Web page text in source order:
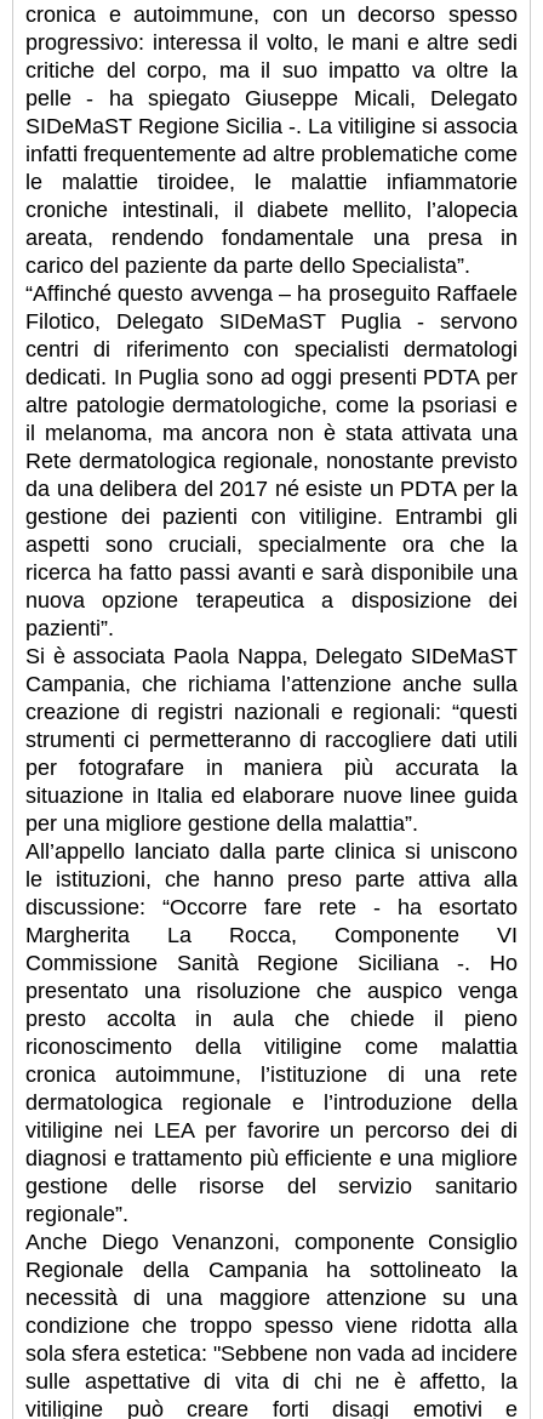
cronica e autoimmune, con un decorso spesso
progressivo: interessa il volto, le mani e altre sedi
critiche del corpo, ma il suo impatto va oltre la
pelle - ha spiegato Giuseppe Micali, Delegato
SIDeMaST Regione Sicilia -. La vitiligine si associa
infatti frequentemente ad altre problematiche come
le malattie tiroidee, le malattie infiammatorie
croniche intestinali, il diabete mellito, l’alopecia
areata, rendendo fondamentale una presa in
carico del paziente da parte dello Specialista”.
“Affinché questo avvenga – ha proseguito Raffaele
Filotico, Delegato SIDeMaST Puglia - servono
centri di riferimento con specialisti dermatologi
dedicati. In Puglia sono ad oggi presenti PDTA per
altre patologie dermatologiche, come la psoriasi e
il melanoma, ma ancora non è stata attivata una
Rete dermatologica regionale, nonostante previsto
da una delibera del 2017 né esiste un PDTA per la
gestione dei pazienti con vitiligine. Entrambi gli
aspetti sono cruciali, specialmente ora che la
ricerca ha fatto passi avanti e sarà disponibile una
nuova opzione terapeutica a disposizione dei
pazienti”.
Si è associata Paola Nappa, Delegato SIDeMaST
Campania, che richiama l’attenzione anche sulla
creazione di registri nazionali e regionali: “questi
strumenti ci permetteranno di raccogliere dati utili
per fotografare in maniera più accurata la
situazione in Italia ed elaborare nuove linee guida
per una migliore gestione della malattia”.
All’appello lanciato dalla parte clinica si uniscono
le istituzioni, che hanno preso parte attiva alla
discussione: “Occorre fare rete - ha esortato
Margherita La Rocca, Componente VI
Commissione Sanità Regione Siciliana -. Ho
presentato una risoluzione che auspico venga
presto accolta in aula che chiede il pieno
riconoscimento della vitiligine come malattia
cronica autoimmune, l’istituzione di una rete
dermatologica regionale e l’introduzione della
vitiligine nei LEA per favorire un percorso dei di
diagnosi e trattamento più efficiente e una migliore
gestione delle risorse del servizio sanitario
regionale”.
Anche Diego Venanzoni, componente Consiglio
Regionale della Campania ha sottolineato la
necessità di una maggiore attenzione su una
condizione che troppo spesso viene ridotta alla
sola sfera estetica: "Sebbene non vada ad incidere
sulle aspettative di vita di chi ne è affetto, la
vitiligine può creare forti disagi emotivi e